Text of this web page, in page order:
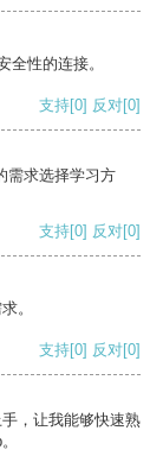
性的连接。
支持[0] 反对[0]
需求选择学习方
支持[0] 反对[0]
。
支持[0] 反对[0]
，让我能够快速熟